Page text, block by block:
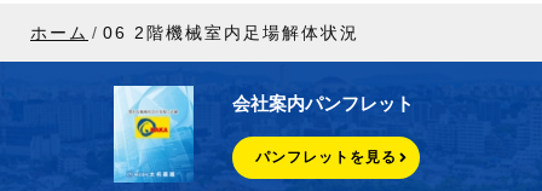
ホーム 06 2階機械室内足場解体状況
会社案内パンフレット
パンフレットを見る